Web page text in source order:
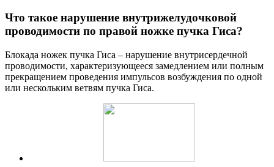
Что такое нарушение внутрижелудочковой
проводимости по правой ножке пучка Гиса?
Блокада ножек пучка Гиса – нарушение внутрисердечной
проводимости, характеризующееся замедлением или полным
прекращением проведения импульсов возбуждения по одной
или нескольким ветвям пучка Гиса.